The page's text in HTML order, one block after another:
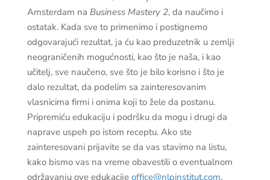
Amsterdam na Business Mastery 2, da naučimo i
ostatak. Kada sve to primenimo i postignemo
odgovarajući rezultat, ja ću kao preduzetnik u zemlji
neograničenih mogućnosti, kao što je naša, i kao
učitelj, sve naučeno, sve što je bilo korisno i što je
dalo rezultat, da podelim sa zainteresovanim
vlasnicima firmi i onima koji to žele da postanu.
Pripremiću edukaciju i podršku da mogu i drugi da
naprave uspeh po istom receptu. Ako ste
zainteresovani prijavite se da vas stavimo na listu,
kako bismo vas na vreme obavestili o eventualnom
održavanju ove edukacije office@nlpinstitut.com.